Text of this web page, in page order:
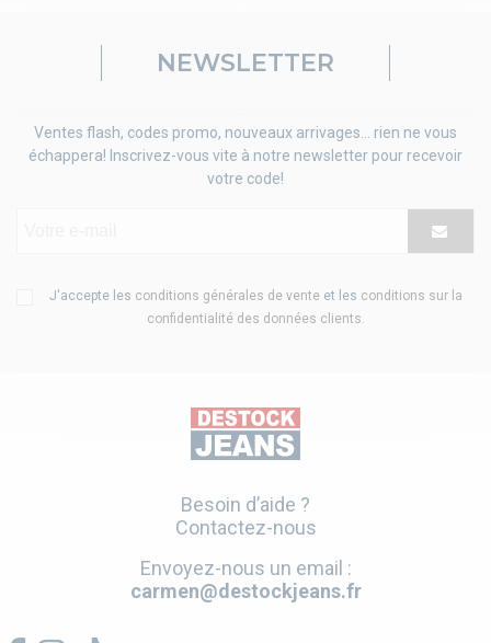
NEWSLETTER
Ventes flash, codes promo, nouveaux arrivages... rien ne vous
échappera! Inscrivez-vous vite à notre newsletter pour recevoir
votre code!
J'accepte les conditions générales de vente et les conditions sur la
confidentialité des données clients.
Besoin d’aide ?
Contactez-nous
Envoyez-nous un email :
carmen@destockjeans.fr